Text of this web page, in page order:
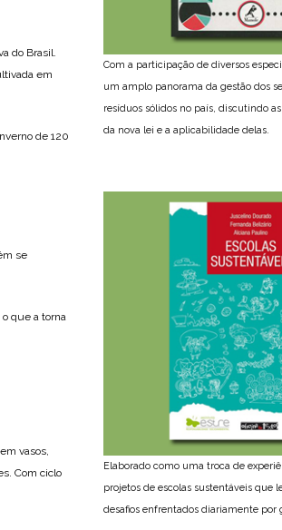
do Brasil.
em
de 120
se
que a torna
vasos,
Com ciclo
Com a participação de diversos
um amplo panorama da gestão dos
resíduos sólidos no país, discutindo
da nova lei e a aplicabilidade delas.
Elaborado como uma troca de
projetos de escolas sustentáveis que
desafios enfrentados diariamente por